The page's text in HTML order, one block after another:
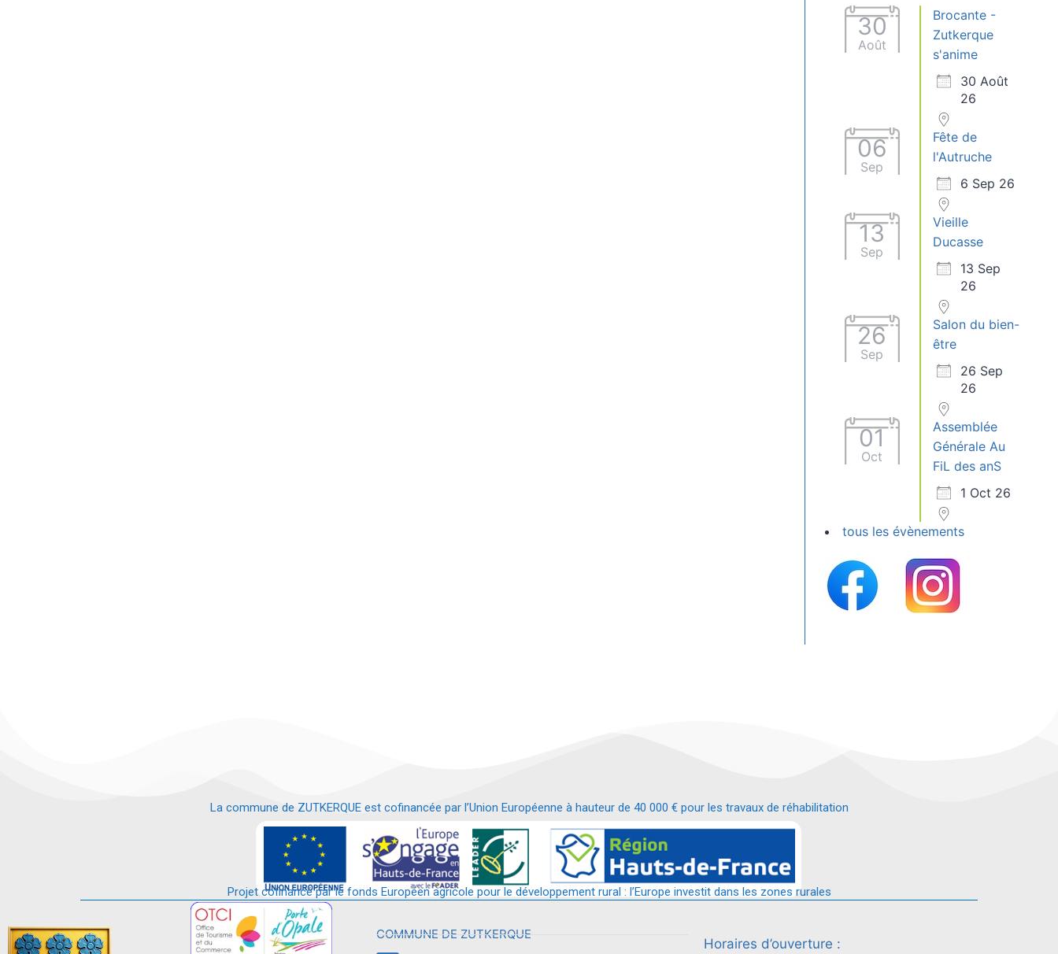
30
Août
Brocante -
Zutkerque
s'anime
30 Août
26
06
Sep
Fête de
l'Autruche
6 Sep 26
13
Sep
Vieille
Ducasse
13 Sep
26
26
Sep
Salon du bien-
être
26 Sep
26
01
Oct
Assemblée
Générale Au
FiL des anS
1 Oct 26
tous les évènements
La commune de ZUTKERQUE est cofinancée par l’Union Européenne à hauteur de 40 000 € pour les travaux de réhabilitation
et requalification d’un bâtiment en services et commerces de proximité.
Projet cofinancé par le fonds Européen agricole pour le développement rural : l’Europe investit dans les zones rurales
COMMUNE DE ZUTKERQUE
Horaires d’ouverture :